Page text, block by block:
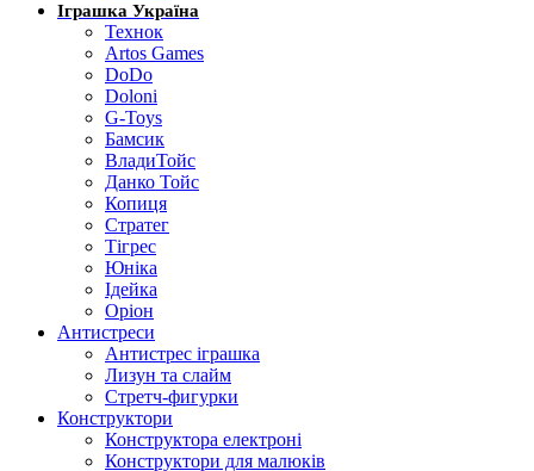
Іграшка Україна
Технок
Artos Games
DoDo
Doloni
G-Toys
Бамсик
ВладиТойс
Данко Тойс
Копиця
Стратег
Тігрес
Юніка
Ідейка
Оріон
Антистреси
Антистрес іграшка
Лизун та слайм
Стретч-фигурки
Конструктори
Конструктора електроні
Конструктори для малюків